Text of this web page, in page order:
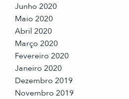
Junho 2020
Maio 2020
Abril 2020
Março 2020
Fevereiro 2020
Janeiro 2020
Dezembro 2019
Novembro 2019